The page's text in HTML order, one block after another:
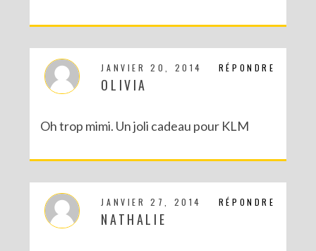
RÉPONDRE
JANVIER 20, 2014
OLIVIA
Oh trop mimi. Un joli cadeau pour KLM
RÉPONDRE
JANVIER 27, 2014
NATHALIE